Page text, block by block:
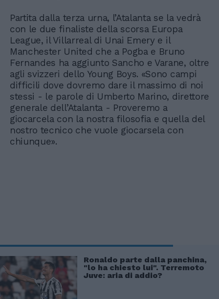
Partita dalla terza urna, l’Atalanta se la vedrà
con le due finaliste della scorsa Europa
League, il Villarreal di Unai Emery e il
Manchester United che a Pogba e Bruno
Fernandes ha aggiunto Sancho e Varane, oltre
agli svizzeri dello Young Boys. «Sono campi
difficili dove dovremo dare il massimo di noi
stessi - le parole di Umberto Marino, direttore
generale dell’Atalanta - Proveremo a
giocarcela con la nostra filosofia e quella del
nostro tecnico che vuole giocarsela con
chiunque».
Ronaldo parte dalla panchina,
"lo ha chiesto lui". Terremoto
Juve: aria di addio?